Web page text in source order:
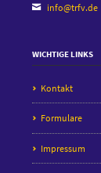
info@trfv.de
WICHTIGE LINKS
Kontakt
Formulare
Impressum